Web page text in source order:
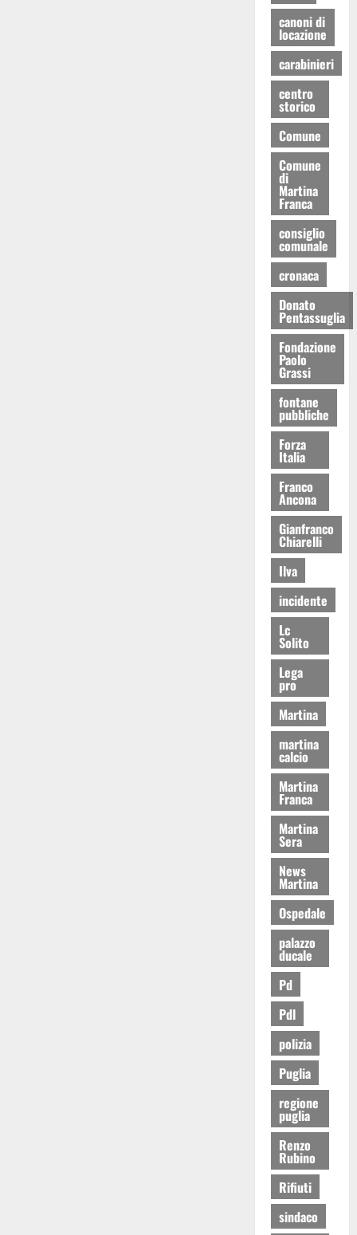
canoni di
locazione
carabinieri
centro
storico
Comune
Comune
di
Martina
Franca
consiglio
comunale
cronaca
Donato
Pentassuglia
Fondazione
Paolo
Grassi
fontane
pubbliche
Forza
Italia
Franco
Ancona
Gianfranco
Chiarelli
Ilva
incidente
Lc
Solito
Lega
pro
Martina
martina
calcio
Martina
Franca
Martina
Sera
News
Martina
Ospedale
palazzo
ducale
Pd
Pdl
polizia
Puglia
regione
puglia
Renzo
Rubino
Rifiuti
sindaco